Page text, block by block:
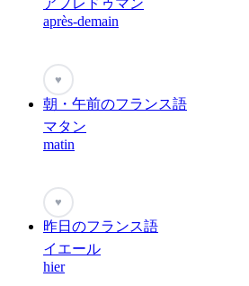
アプレドゥマン
après-demain
♥
朝・午前のフランス語
マタン
matin
♥
昨日のフランス語
イエール
hier